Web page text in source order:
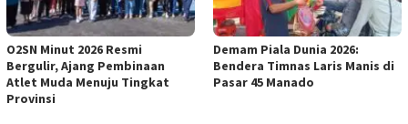
O2SN Minut 2026 Resmi
Bergulir, Ajang Pembinaan
Atlet Muda Menuju Tingkat
Provinsi
Demam Piala Dunia 2026:
Bendera Timnas Laris Manis di
Pasar 45 Manado